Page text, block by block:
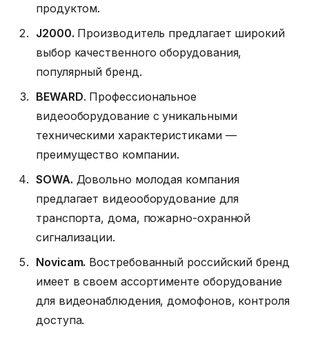
продуктом.
J2000. Производитель предлагает широкий
выбор качественного оборудования,
популярный бренд.
BEWARD. Профессиональное
видеооборудование с уникальными
техническими характеристиками —
преимущество компании.
SOWA. Довольно молодая компания
предлагает видеооборудование для
транспорта, дома, пожарно-охранной
сигнализации.
Novicam. Востребованный российский бренд
имеет в своем ассортименте оборудование
для видеонаблюдения, домофонов, контроля
доступа.